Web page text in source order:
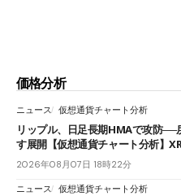
価格分析
ニュース 仮想通貨チャート分析
リップル、日足長期HMAで攻防
す展開【仮想通貨チャート分析】
2026年08月07日 18時22分
ニュース 仮想通貨チャート分析